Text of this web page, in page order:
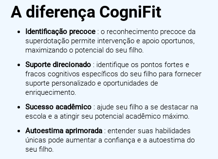
A diferença CogniFit
Identificação precoce : o reconhecimento precoce da
superdotação permite intervenção e apoio oportunos,
maximizando o potencial do seu filho.
Suporte direcionado : identifique os pontos fortes e
fracos cognitivos específicos do seu filho para fornecer
suporte personalizado e oportunidades de
enriquecimento.
Sucesso acadêmico : ajude seu filho a se destacar na
escola e a atingir seu potencial acadêmico máximo.
Autoestima aprimorada : entender suas habilidades
únicas pode aumentar a confiança e a autoestima do
seu filho.